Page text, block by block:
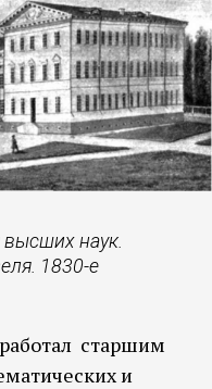
наук.
1830-е
старшим
и